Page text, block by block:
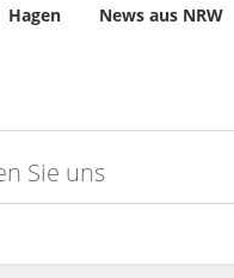
Hagen
News aus NRW
Sie uns